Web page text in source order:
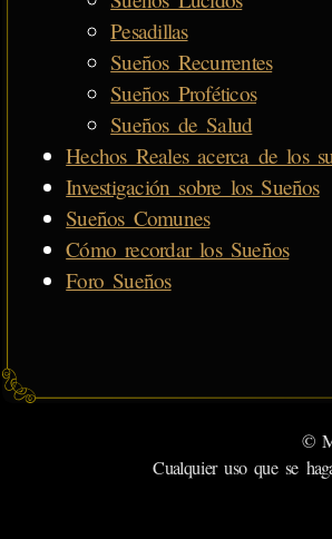
Pesadillas
Sueños Recurrentes
Sueños Proféticos
Sueños de Salud
Hechos Reales acerca de los
Investigación sobre los Sueños
Sueños Comunes
Cómo recordar los Sueños
Foro Sueños
©
Cualquier uso que se